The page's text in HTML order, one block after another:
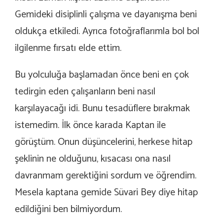
Gemideki disiplinli çalışma ve dayanışma beni
oldukça etkiledi. Ayrıca fotoğraflarımla bol bol
ilgilenme fırsatı elde ettim.
Bu yolculuğa başlamadan önce beni en çok
tedirgin eden çalışanların beni nasıl
karşılayacağı idi. Bunu tesadüflere bırakmak
istemedim. İlk önce karada Kaptan ile
görüştüm. Onun düşüncelerini, herkese hitap
şeklinin ne olduğunu, kısacası ona nasıl
davranmam gerektiğini sordum ve öğrendim.
Mesela kaptana gemide Süvari Bey diye hitap
edildiğini ben bilmiyordum.